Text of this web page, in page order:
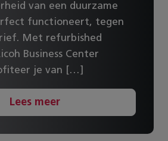
van een duurzame
functioneert, tegen
Met refurbished
Business Center
je van […]
Lees meer